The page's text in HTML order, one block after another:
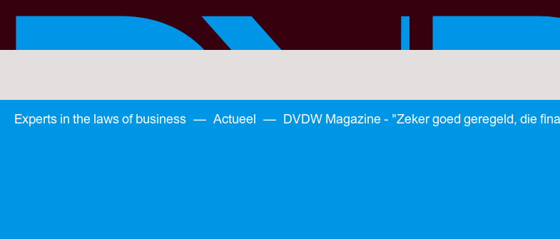
here:
You
Experts in the laws of business — Actueel — DVDW Magazine - "Zeker goed geregeld, die